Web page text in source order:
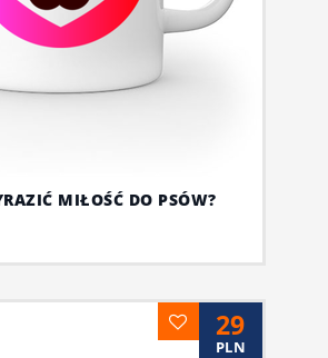
MIŁOŚĆ DO PSÓW?
29
PLN